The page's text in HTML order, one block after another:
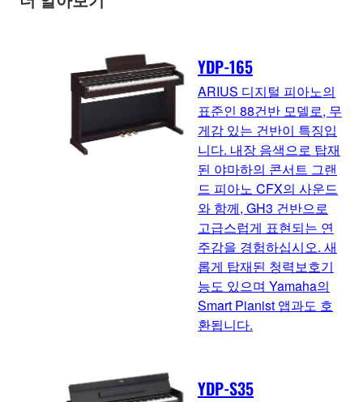
YDP-165
ARIUS 디지털 피아노의
표준인 88건반 모델로, 무
게감 있는 건반이 특징입
니다. 내장 음색으로 탑재
된 야마하의 콘서트 그랜
드 피아노 CFX의 사운드
와 함께, GH3 건반으로
고급스럽게 표현되는 연
주감을 경험하십시오. 새
롭게 탑재된 청력보호기
능도 있으며 Yamaha의
Smart Pianist 앱과도 호
환됩니다.
YDP-S35